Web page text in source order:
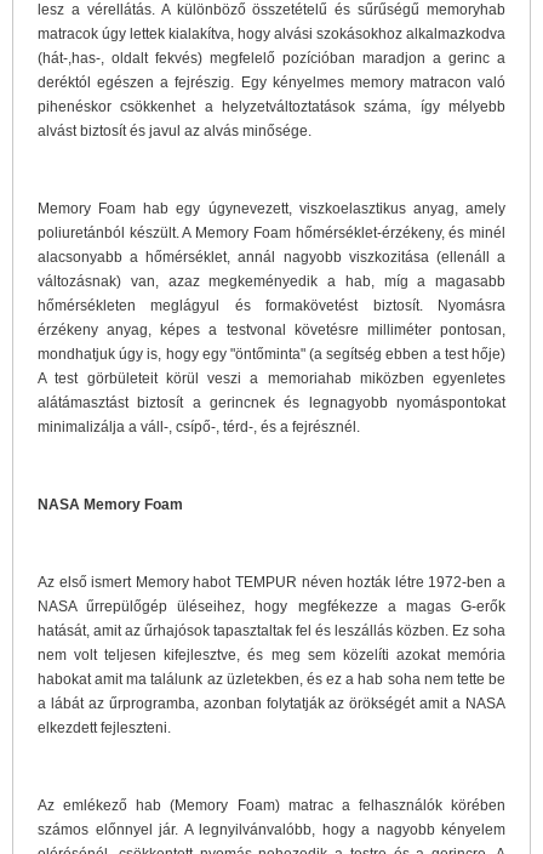
lesz a vérellátás. A különböző összetételű és sűrűségű memoryhab
matracok úgy lettek kialakítva, hogy alvási szokásokhoz alkalmazkodva
(hát-,has-, oldalt fekvés) megfelelő pozícióban maradjon a gerinc a
deréktól egészen a fejrészig. Egy kényelmes memory matracon való
pihenéskor csökkenhet a helyzetváltoztatások száma, így mélyebb
alvást biztosít és javul az alvás minősége.
Memory Foam hab egy úgynevezett, viszkoelasztikus anyag, amely
poliuretánból készült. A Memory Foam hőmérséklet-érzékeny, és minél
alacsonyabb a hőmérséklet, annál nagyobb viszkozitása (ellenáll a
változásnak) van, azaz megkeményedik a hab, míg a magasabb
hőmérsékleten meglágyul és formakövetést biztosít. Nyomásra
érzékeny anyag, képes a testvonal követésre milliméter pontosan,
mondhatjuk úgy is, hogy egy "öntőminta" (a segítség ebben a test hője)
A test görbületeit körül veszi a memoriahab miközben egyenletes
alátámasztást biztosít a gerincnek és legnagyobb nyomáspontokat
minimalizálja a váll-, csípő-, térd-, és a fejrésznél.
NASA Memory Foam
Az első ismert Memory habot TEMPUR néven hozták létre 1972-ben a
NASA űrrepülőgép üléseihez, hogy megfékezze a magas G-erők
hatását, amit az űrhajósok tapasztaltak fel és leszállás közben. Ez soha
nem volt teljesen kifejlesztve, és meg sem közelíti azokat memória
habokat amit ma találunk az üzletekben, és ez a hab soha nem tette be
a lábát az űrprogramba, azonban folytatják az örökségét amit a NASA
elkezdett fejleszteni.
Az emlékező hab (Memory Foam) matrac a felhasználók körében
számos előnnyel jár. A legnyilvánvalóbb, hogy a nagyobb kényelem